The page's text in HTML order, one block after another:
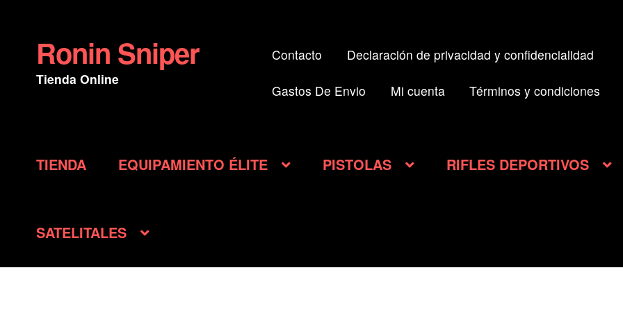
Ir
a
la
Ir
al
contenido
Ronin Sniper
Tienda Online
Contacto Declaración de privacidad y confidencialidad
Gastos De Envio Mi cuenta Términos y condiciones
TIENDA EQUIPAMIENTO ÉLITE PISTOLAS RIFLES DEPORTIVOS
SATELITALES